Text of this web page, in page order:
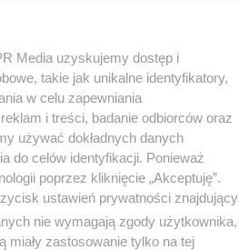
Media uzyskujemy dostęp i
takie jak unikalne identyfikatory,
w celu zapewniania
i treści, badanie odbiorców oraz
używać dokładnych danych
do celów identyfikacji. Ponieważ
poprzez kliknięcie „Akceptuję”.
ustawień prywatności znajdujący
nie wymagają zgody użytkownika,
zastosowanie tylko na tej